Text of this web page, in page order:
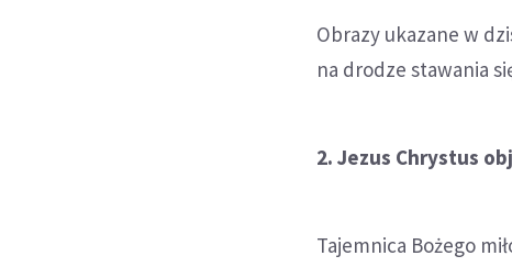
Obrazy ukazane w
na drodze stawania
2. Jezus Chrystus
Tajemnica Bożego